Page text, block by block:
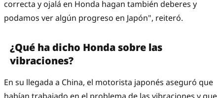
correcta y ojalá en Honda hagan también deberes y
podamos ver algún progreso en Japón", reiteró.
¿Qué ha dicho Honda sobre las
vibraciones?
En su llegada a China, el motorista japonés aseguró que